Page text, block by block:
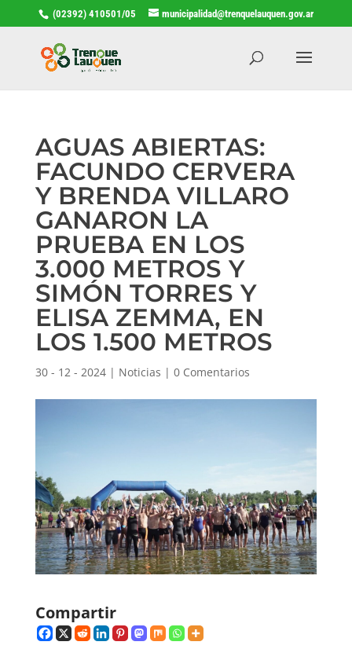
(02392) 410501/05 municipalidad@trenquelauquen.gov.ar
AGUAS ABIERTAS:
FACUNDO CERVERA
Y BRENDA VILLARO
GANARON LA
PRUEBA EN LOS
3.000 METROS Y
SIMÓN TORRES Y
ELISA ZEMMA, EN
LOS 1.500 METROS
30 - 12 - 2024| Noticias | 0 Comentarios
Compartir